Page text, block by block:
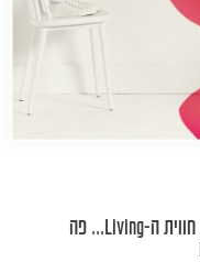
חתמתם, הגעתם, התחלתם לחיות את חווית ה-Living... פה